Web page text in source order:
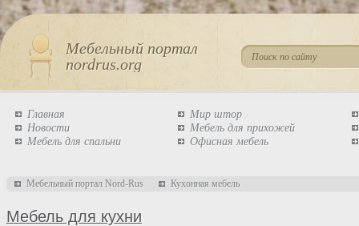
Мебельный портал
nordrus.org
Главная
Новости
Мебель для спальни
Мир штор
Мебель для прихожей
Офисная мебель
Мебельный портал Nord-Rus Кухонная мебель
Мебель для кухни